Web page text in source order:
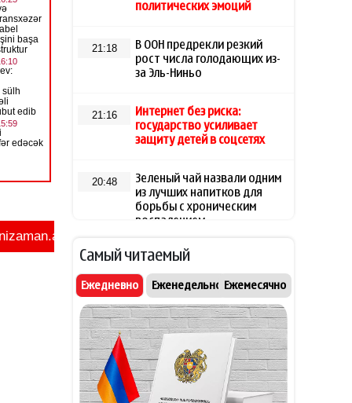
политических эмоций
21:18
В ООН предрекли резкий
рост числа голодающих из-
за Эль-Ниньо
21:16
Интернет без риска:
государство усиливает
защиту детей в соцсетях
20:48
Зеленый чай назвали одним
из лучших напитков для
борьбы с хроническим
воспалением
20:28
"Арсенал" и "Ньюкасл"
согласовали трансфер Бруно
Гимарайнса
20:20
Радостная новость для
пассажиров бакинского
метро
20:00 Поиски могилы Насими
Самый читаемый
Ежедневно Еженедельно Ежемесячно